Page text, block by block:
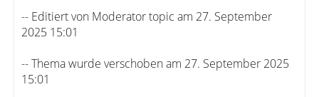
-- Editiert von Moderator topic am 27. September
2025 15:01
-- Thema wurde verschoben am 27. September 2025
15:01